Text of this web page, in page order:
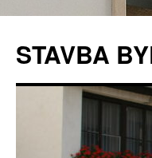
STAVBA